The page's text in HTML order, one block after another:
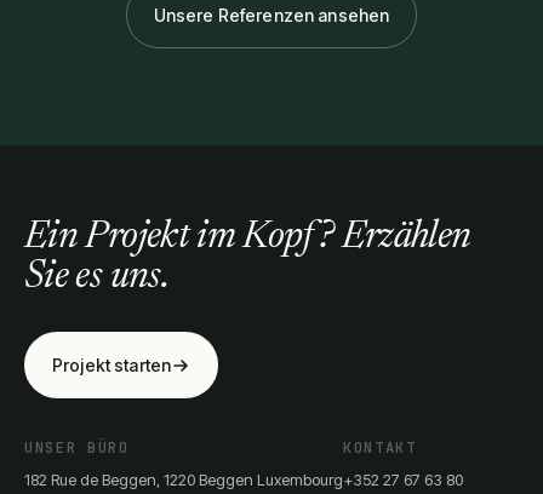
Unsere Referenzen ansehen
Ein Projekt im Kopf? Erzählen
Sie es uns.
Projekt starten
UNSER BÜRO
182 Rue de Beggen, 1220 Beggen Luxembourg
KONTAKT
+352 27 67 63 80